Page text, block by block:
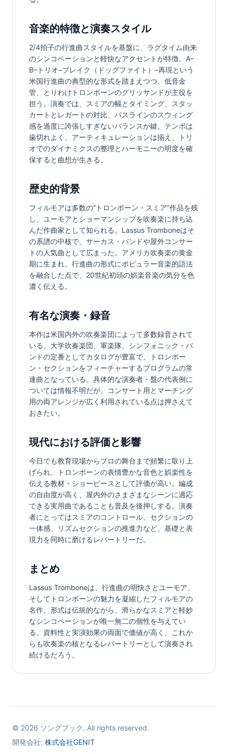
音楽的特徴と演奏スタイル
2/4拍子の行進曲スタイルを基盤に、ラグタイム由来
のシンコペーションと軽快なアクセントが特徴。A–
B–トリオ–ブレイク（ドッグファイト）–再現という
米国行進曲の典型的な形式を踏まえつつ、低音金
管、とりわけトロンボーンのグリッサンドが主役を
担う。演奏では、スミアの幅とタイミング、スタッ
カートとレガートの対比、バスラインのスウィング
感を過度に誇張しすぎないバランスが鍵。テンポは
歯切れよく、アーティキュレーションは揃え、トリ
オでのダイナミクスの整理とハーモニーの明度を確
保すると曲想が生きる。
歴史的背景
フィルモアは多数の“トロンボーン・スミア”作品を残
し、ユーモアとショーマンシップを吹奏楽に持ち込
んだ作曲家として知られる。Lassus Tromboneはそ
の系譜の中核で、サーカス・バンドや屋外コンサー
トの人気曲として広まった。アメリカ吹奏楽の黄金
期に生まれ、行進曲の形式にポピュラー音楽的語法
を融合した点で、20世紀初頭の娯楽音楽の気分を色
濃く伝える。
有名な演奏・録音
本作は米国内外の吹奏楽団によって多数録音されて
いる。大学吹奏楽団、軍楽隊、シンフォニック・バ
ンドの定番としてカタログが豊富で、トロンボー
ン・セクションをフィーチャーするプログラムの常
連曲となっている。具体的な演奏者・盤の代表例に
ついては情報不明だが、コンサート用とマーチング
用の両アレンジが広く利用されている点は押さえて
おきたい。
現代における評価と影響
今日でも教育現場からプロの舞台まで頻繁に取り上
げられ、トロンボーンの表情豊かな音色と娯楽性を
伝える教材・ショーピースとして評価が高い。編成
の自由度が高く、屋内外のさまざまなシーンに適応
できる実用曲であることも普及を後押しする。演奏
者にとってはスミアのコントロール、セクションの
一体感、リズムセクションの推進力など、基礎と表
現力を同時に磨けるレパートリーだ。
まとめ
Lassus Tromboneは、行進曲の明快さとユーモア、
そしてトロンボーンの魅力を凝縮したフィルモアの
名作。形式は伝統的ながら、滑らかなスミアと軽妙
なシンコペーションが唯一無二の個性を与えてい
る。資料性と実演効果の両面で価値が高く、これか
らも吹奏楽の核となるレパートリーとして演奏され
続けるだろう。
© 2026 ソングブック. All rights reserved.
開発会社: 株式会社GENIT